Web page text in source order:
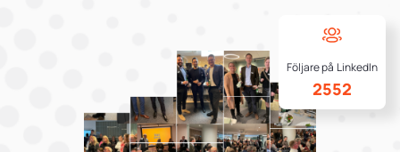
Följare på LinkedIn
2552